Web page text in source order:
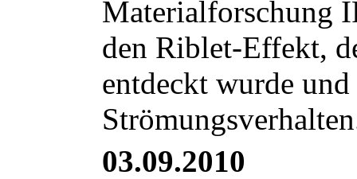
Materialforschung
den Riblet-Effekt,
entdeckt wurde
03.09.2010